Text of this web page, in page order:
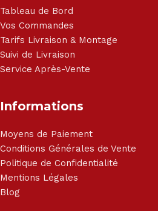
Tableau de Bord
Vos Commandes
Tarifs Livraison & Montage
Suivi de Livraison
Service Après-Vente
Informations
Moyens de Paiement
Conditions Générales de Vente
Politique de Confidentialité
Mentions Légales
Blog